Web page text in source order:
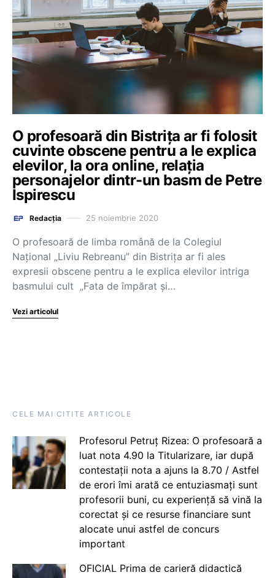
O profesoară din Bistrița ar fi folosit
cuvinte obscene pentru a le explica
elevilor, la ora online, relația
personajelor dintr-un basm de Petre
Ispirescu
Redacția 25 noiembrie 2020
O profesoară de limba română de la Colegiul
Național „Liviu Rebreanu” din Bistrița ar fi ales
expresii obscene pentru a le explica elevilor intriga
basmului cult „Fata de împărat și…
Vezi articolul
CELE MAI CITITE ARTICOLE
Profesorul Petruț Rizea: O profesoară a
luat nota 4.90 la Titularizare, iar după
contestații nota a ajuns la 8.70 / Astfel
de erori îmi arată ce entuziasmați sunt
profesorii buni, cu experiență să vină la
corectat și ce resurse financiare sunt
alocate unui astfel de concurs
important
OFICIAL Prima de carieră didactică